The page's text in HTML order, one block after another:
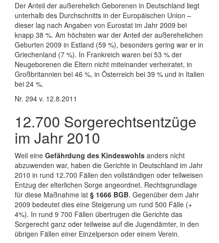
Der Anteil der außerehelich Geborenen in Deutschland liegt
unterhalb des Durchschnitts in der Europäischen Union –
dieser lag nach Angaben von Eurostat im Jahr 2009 bei
knapp 38 %. Am höchsten war der Anteil der außerehelichen
Geburten 2009 in Estland (59 %), besonders gering war er in
Griechenland (7 %). In Frankreich waren bei 53 % der
Neugeborenen die Eltern nicht miteinander verheiratet, in
Großbritannien bei 46 %, in Österreich bei 39 % und in Italien
bei 24 %.
Nr. 294 v. 12.8.2011
12.700 Sorgerechtsentzüge
im Jahr 2010
Weil eine Gefährdung des Kindeswohls anders nicht
abzuwenden war, haben die Gerichte in Deutschland im Jahr
2010 in rund 12.700 Fällen den vollständigen oder teilweisen
Entzug der elterlichen Sorge angeordnet. Rechtsgrundlage
für diese Maßnahme ist § 1666 BGB. Gegenüber dem Jahr
2009 bedeutet dies eine Steigerung um rund 500 Fälle (+
4%). In rund 9 700 Fällen übertrugen die Gerichte das
Sorgerecht ganz oder teilweise auf die Jugendämter, in den
übrigen Fällen einer Einzelperson oder einem Verein.